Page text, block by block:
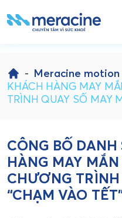
to
content
- Meracine motion
KHÁCH HÀNG MAY
TRÌNH QUAY SỐ MAY
CÔNG BỐ DANH
HÀNG MAY
CHƯƠNG
“CHẠM VÀO